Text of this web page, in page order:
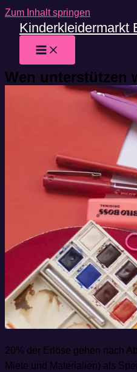
Zum Inhalt springen
Kinderkleidermarkt
Wen unterstützen
20% der Erlöse gehen nach
Miete und Materialien) als